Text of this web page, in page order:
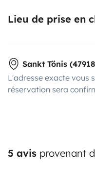
Lieu de prise en
Sankt Tönis
L'adresse exacte vous
réservation sera
5 avis provenant